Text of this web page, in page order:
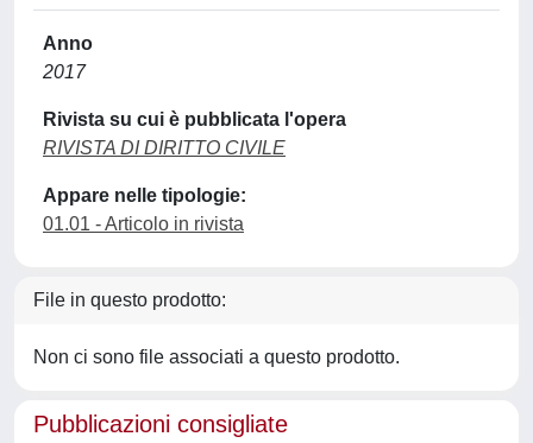
Anno
2017
Rivista su cui è pubblicata l'opera
RIVISTA DI DIRITTO CIVILE
Appare nelle tipologie:
01.01 - Articolo in rivista
File in questo prodotto:
Non ci sono file associati a questo prodotto.
Pubblicazioni consigliate